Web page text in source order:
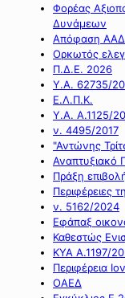
Φορέας
Δυνάμεων
Απόφαση
Ορκωτός
Π.Δ.Ε. 2026
Υ.Α. 62735/
Ε.Λ.Π.Κ.
Υ.Α. Α.1125/
ν. 4495/2017
"Αντώνης
Αναπτυξιακό
Πράξη
Περιφέρειες
ν. 5162/2024
Εφάπαξ
Καθεστώς
ΚΥΑ Α.1197/
Περιφέρεια
ΟΑΕΔ